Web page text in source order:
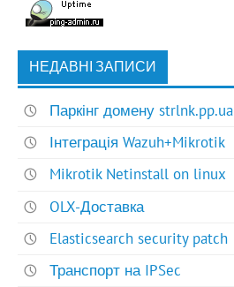
НЕДАВНІ ЗАПИСИ
Паркінг домену strlnk.pp.ua
Інтеграція Wazuh+Mikrotik
Mikrotik Netinstall on linux
OLX-Доставка
Elasticsearch security patch
Транспорт на IPSec